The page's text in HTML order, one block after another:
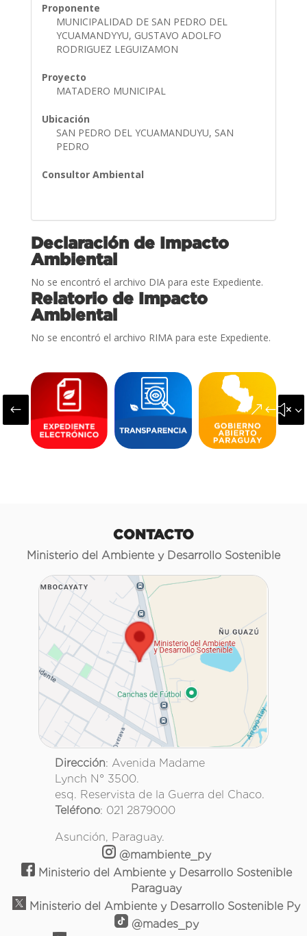
Proponente
MUNICIPALIDAD DE SAN PEDRO DEL
YCUAMANDYYU, GUSTAVO ADOLFO
RODRIGUEZ LEGUIZAMON
Proyecto
MATADERO MUNICIPAL
Ubicación
SAN PEDRO DEL YCUAMANDUYU, SAN
PEDRO
Consultor Ambiental
Declaración de Impacto
Ambiental
No se encontró el archivo DIA para este Expediente.
Relatorio de Impacto
Ambiental
No se encontró el archivo RIMA para este Expediente.
#
CONTACTO
Ministerio del Ambiente y Desarrollo Sostenible
Dirección: Avenida Madame
Lynch N° 3500.
esq. Reservista de la Guerra del Chaco.
Teléfono: 021 2879000
Asunción, Paraguay.
@mambiente_py
Ministerio del Ambiente y Desarrollo Sostenible
Paraguay
Ministerio del Ambiente y Desarrollo Sostenible Py
@mades_py